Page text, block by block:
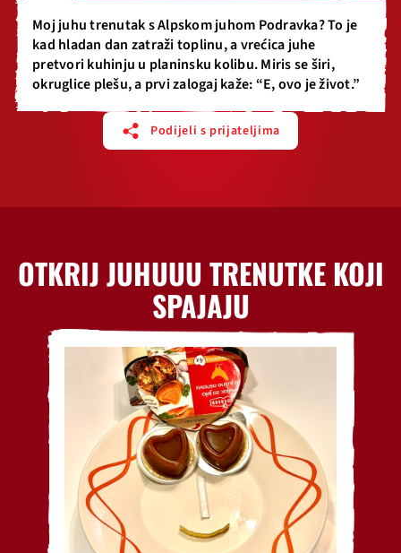
Moj juhu trenutak s Alpskom juhom Podravka? To je
kad hladan dan zatraži toplinu, a vrećica juhe
pretvori kuhinju u planinsku kolibu. Miris se širi,
okruglice plešu, a prvi zalogaj kaže: “E, ovo je život.”
Podijeli s prijateljima
OTKRIJ JUHUUU TRENUTKE KOJI
SPAJAJU